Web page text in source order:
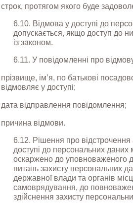
строк, протягом якого буде
6.10. Відмова у доступі до
допускається, якщо доступ до
із законом.
6.11. У повідомленні про
прізвище, ім’я, по батькові
відмовляє у доступі;
дата відправлення повідомлення;
причина відмови.
6.12. Рішення про відстрочення
доступі до персональних даних
оскаржено до уповноваженого
питань захисту персональних
державної влади та органів
самоврядування, до
здійснення захисту